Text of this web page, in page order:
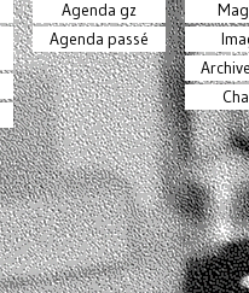
Agenda gz
Agenda passé